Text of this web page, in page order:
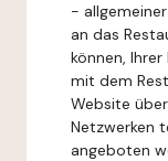
-
an das
können,
mit dem
Website
Netzwerken
angeboten